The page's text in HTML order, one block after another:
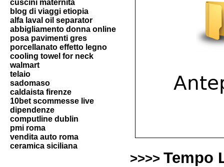
cuscini maternità
blog di viaggi etiopia
alfa laval oil separator
abbigliamento donna online
posa pavimenti gres
porcellanato effetto legno
cooling towel for neck
walmart
telaio
sadomaso
caldaista firenze
10bet scommesse live
dipendenze
computline dublin
pmi roma
vendita auto roma
ceramica siciliana
>>>> Tempo